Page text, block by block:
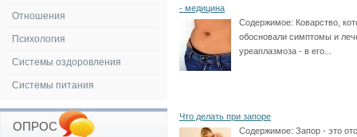
- медицина
Содержимое: Коварство,
обосновали симптомы и
уреаплазмоза - в его...
Что делать при запоре
Содержимое: Запор - это
Отношения
Психология
Системы оздоровления
Системы питания
ОПРОС